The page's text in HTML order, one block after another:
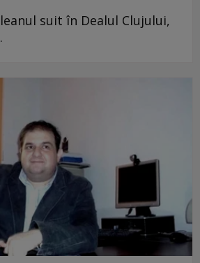
suit în Dealul Clujului,